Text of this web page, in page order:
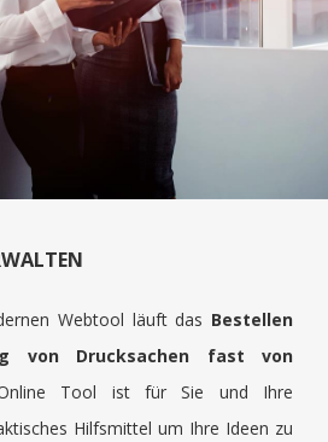
Webtool läuft das Bestellen
von Drucksachen fast von
Tool ist für Sie und Ihre
Hilfsmittel um Ihre Ideen zu